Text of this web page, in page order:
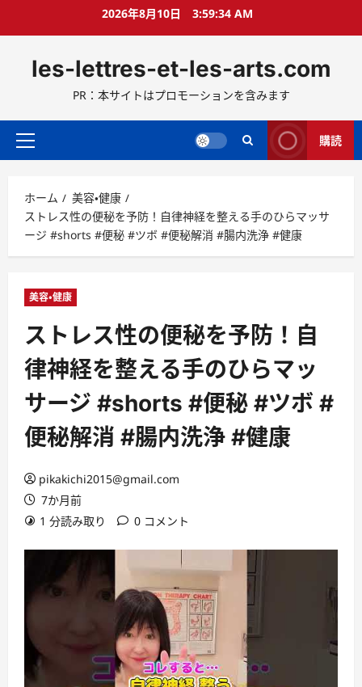
ス
ッ
2026年8月10日 3:59:36 AM
les-lettres-et-les-arts.com
PR：本サイトはプロモーションを含みます
メ
メ
ニ
ュ
ー
購読
ホーム
美容・健康
ストレス性の便秘を予防！自律神経を整える手のひらマッサ
ージ #shorts #便秘 #ツボ #便秘解消 #腸内洗浄 #健康
美容・健康
ストレス性の便秘を予防！自
律神経を整える手のひらマッ
サージ #shorts #便秘 #ツボ #
便秘解消 #腸内洗浄 #健康
pikakichi2015@gmail.com
7か月前
1 分読み取り
0 コメント